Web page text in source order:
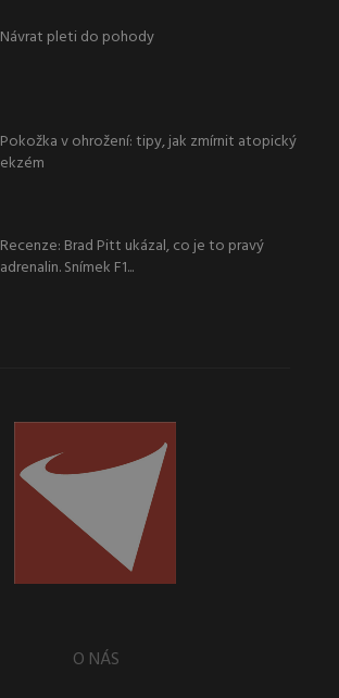
Návrat pleti do pohody
Pokožka v ohrožení: tipy, jak zmírnit atopický
ekzém
Recenze: Brad Pitt ukázal, co je to pravý
adrenalin. Snímek F1...
O NÁS